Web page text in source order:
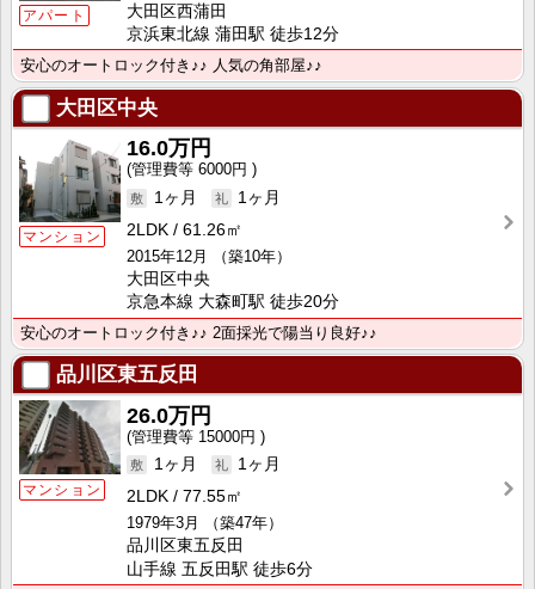
アパート
大田区西蒲田
京浜東北線 蒲田駅 徒歩12分
安心のオートロック付き♪♪ 人気の角部屋♪♪
大田区中央
マンション
16.0万円
6000円
1ヶ月
1ヶ月
2LDK
61.26㎡
2015年12月
（築10年）
大田区中央
京急本線 大森町駅 徒歩20分
安心のオートロック付き♪♪ 2面採光で陽当り良好♪♪
品川区東五反田
マンション
26.0万円
15000円
1ヶ月
1ヶ月
2LDK
77.55㎡
1979年3月
（築47年）
品川区東五反田
山手線 五反田駅 徒歩6分